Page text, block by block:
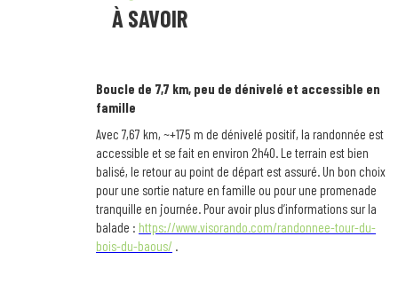
À SAVOIR
Boucle de 7,7 km, peu de dénivelé et accessible en
famille
Avec 7,67 km, ~+175 m de dénivelé positif, la randonnée est
accessible et se fait en environ 2h40. Le terrain est bien
balisé, le retour au point de départ est assuré. Un bon choix
pour une sortie nature en famille ou pour une promenade
tranquille en journée. Pour avoir plus d’informations sur la
balade : https://www.visorando.com/randonnee-tour-du-
bois-du-baous/ .